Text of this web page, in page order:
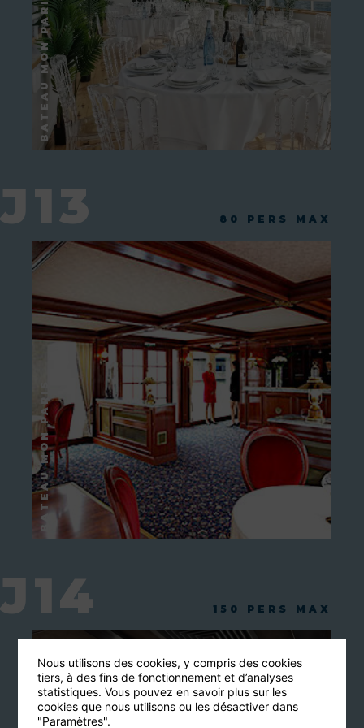
J13 80 PERS MAX
J14 150 PERS MAX
Nous utilisons des cookies, y compris des cookies
tiers, à des fins de fonctionnement et d’analyses
statistiques. Vous pouvez en savoir plus sur les
cookies que nous utilisons ou les désactiver dans
"Paramètres".